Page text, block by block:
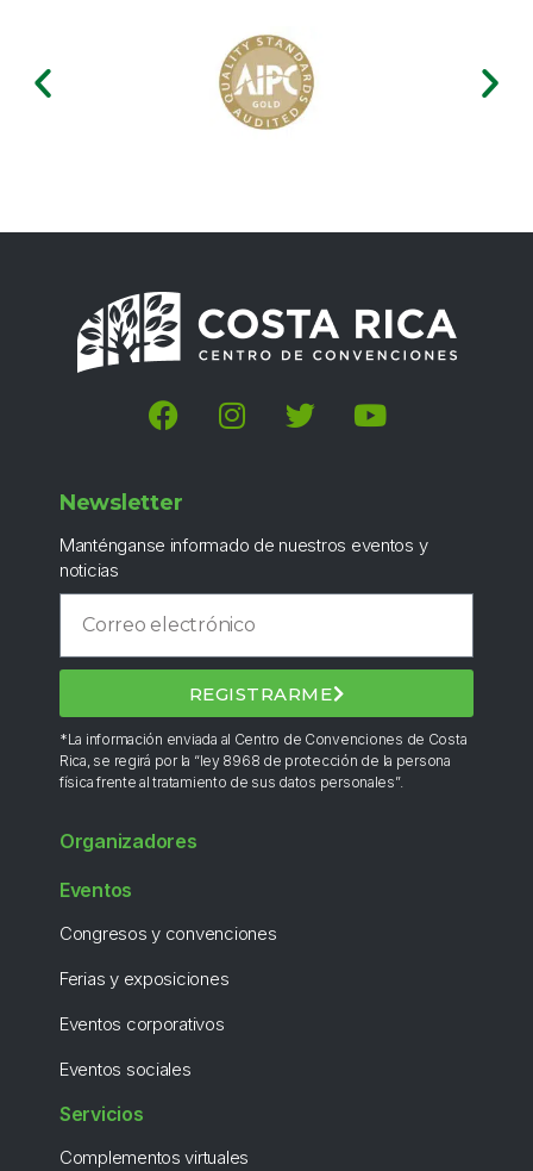
Newsletter
Manténganse informado de nuestros eventos y
noticias
REGISTRARME
*La información enviada al Centro de Convenciones de Costa
Rica, se regirá por la “ley 8968 de protección de la persona
física frente al tratamiento de sus datos personales”.
Organizadores
Eventos
Congresos y convenciones
Ferias y exposiciones
Eventos corporativos
Eventos sociales
Servicios
Complementos virtuales